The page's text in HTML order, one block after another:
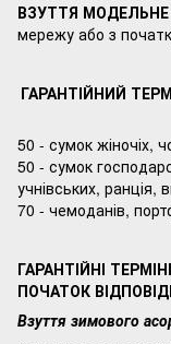
ВЗУТТЯ МОДЕЛЬНЕ
мережу або з
ГАРАНТІЙНИЙ
50 - сумок жіночіх,
50 - сумок
учнівських, ранція,
70 - чемоданів,
ГАРАНТІЙНІ
ПОЧАТОК
Взуття зимового